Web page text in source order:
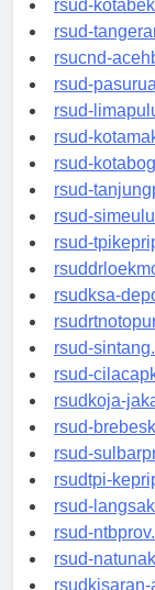
rsud-
rsud-
rsucnd-
rsud-
rsud-
rsud-
rsud-
rsud-
rsud-
rsud-
rsudksa-
rsud-
rsud-
rsudkoja-
rsud-
rsud-
rsudtpi-
rsud-
rsud-
rsud-